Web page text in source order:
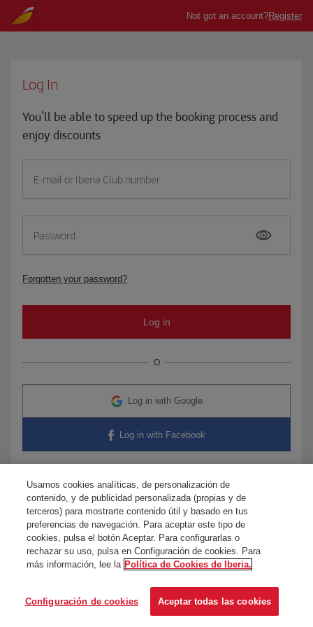
Log In
You'll be able to speed up the booking process and
enjoy discounts
E-mail or Iberia Club number
Password
Forgotten your password?
O
Log in with Google
Log in with Facebook
Any questions?Contact us
Usamos cookies analíticas, de personalización de
contenido, y de publicidad personalizada (propias y de
terceros) para mostrarte contenido útil y basado en tus
preferencias de navegación. Para aceptar este tipo de
cookies, pulsa el botón Aceptar. Para configurarlas o
rechazar su uso, pulsa en Configuración de cookies. Para
más información, lee la Política de Cookies de Iberia.
Configuración de cookies Aceptar todas las cookies